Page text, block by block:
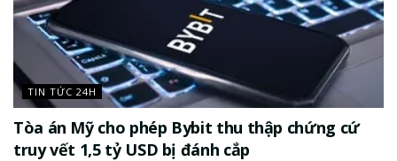
TIN TỨC 24H
Tòa án Mỹ cho phép Bybit thu thập chứng cứ
truy vết 1,5 tỷ USD bị đánh cắp